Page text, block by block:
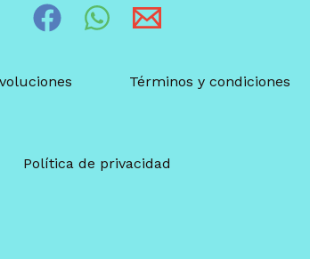
Términos y condiciones
Política de privacidad